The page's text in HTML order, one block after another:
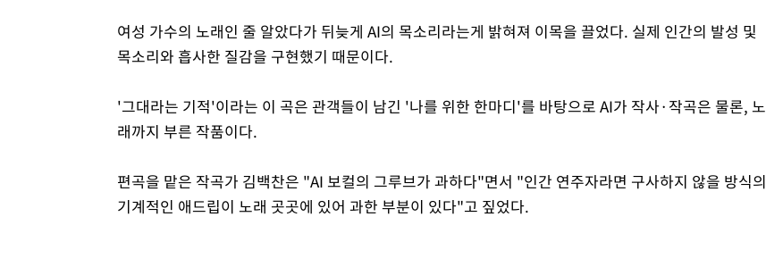
여성 가수의 노래인 줄 알았다가 뒤늦게 AI의 목소리라는게 밝혀져 이목을 끌었다. 실제 인간의 발성 및
목소리와 흡사한 질감을 구현했기 때문이다.
'그대라는 기적'이라는 이 곡은 관객들이 남긴 '나를 위한 한마디'를 바탕으로 AI가 작사·작곡은 물론, 노
래까지 부른 작품이다.
편곡을 맡은 작곡가 김백찬은 "AI 보컬의 그루브가 과하다"면서 "인간 연주자라면 구사하지 않을 방식의
기계적인 애드립이 노래 곳곳에 있어 과한 부분이 있다"고 짚었다.